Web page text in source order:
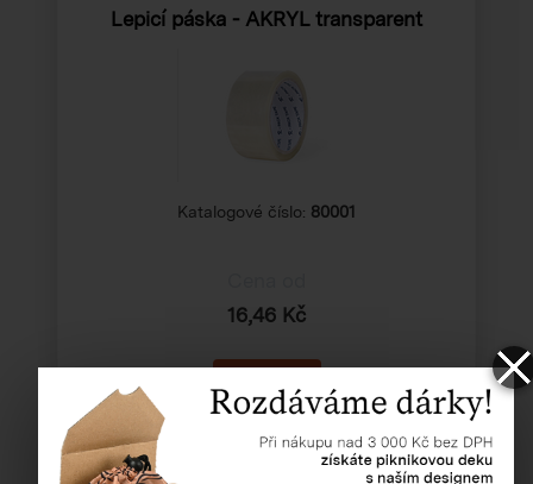
Lepicí páska - AKRYL transparent
Katalogové číslo: 80001
16,46 Kč